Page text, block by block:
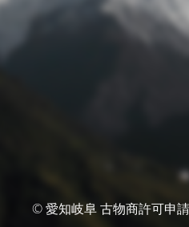
© 愛知岐阜 古物商許可申